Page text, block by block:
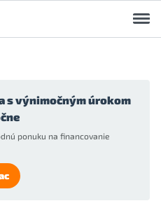
s výnimočným úrokom
ponuku na financovanie